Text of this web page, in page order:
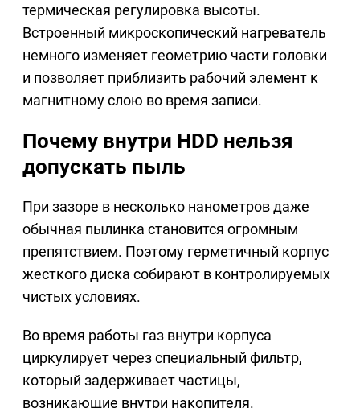
термическая регулировка высоты.
Встроенный микроскопический нагреватель
немного изменяет геометрию части головки
и позволяет приблизить рабочий элемент к
магнитному слою во время записи.
Почему внутри HDD нельзя
допускать пыль
При зазоре в несколько нанометров даже
обычная пылинка становится огромным
препятствием. Поэтому герметичный корпус
жесткого диска собирают в контролируемых
чистых условиях.
Во время работы газ внутри корпуса
циркулирует через специальный фильтр,
который задерживает частицы,
возникающие внутри накопителя.